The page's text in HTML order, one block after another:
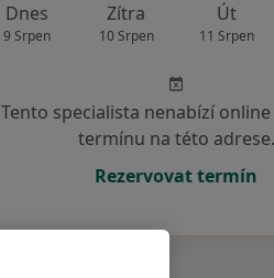
Dnes
9 Srpen
Zítra
10 Srpen
Út
11 Srpen
Tento specialista nenabízí
termínu na této adrese.
Rezervovat termín